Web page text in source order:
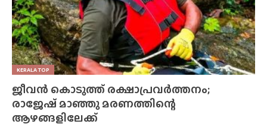
KERALA TOP
ജീവൻ കൊടുത്ത് രക്ഷാപ്രവർത്തനം;
രാജേഷ് മാഞ്ഞു മരണത്തിന്റെ
ആഴങ്ങളിലേക്ക്